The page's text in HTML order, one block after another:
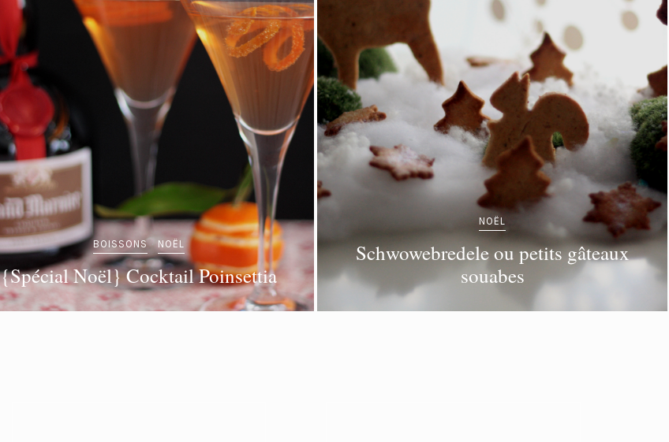
BOISSONS NOËL
{Spécial Noël} Cocktail Poinsettia
NOËL
Schwowebredele ou petits gâteaux
souabes